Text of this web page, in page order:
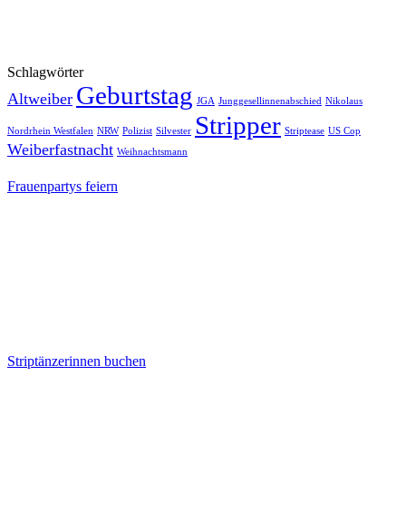
Schlagwörter
Altweiber Geburtstag JGA Junggesellinnenabschied Nikolaus
Nordrhein Westfalen NRW Polizist Silvester Stripper Striptease US Cop
Weiberfastnacht Weihnachtsmann
Frauenpartys feiern
Striptänzerinnen buchen